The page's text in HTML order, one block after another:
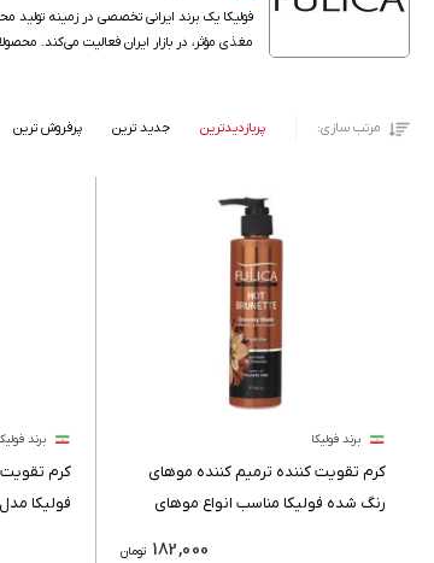
مغذی مؤثر، در بازار ایران فعالیت می‌کند.
مرتب سازی: پربازدیدترین جدید ترین پرفروش ترین
برند فولیکا
کرم تقویت کننده ترمیم کننده موهای
رنگ شده فولیکا مناسب انواع موهای
تومان 182,000
برند
کرم تقویت